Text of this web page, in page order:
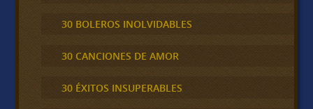
30 BOLEROS INOLVIDABLES
30 CANCIONES DE AMOR
30 ÉXITOS INSUPERABLES